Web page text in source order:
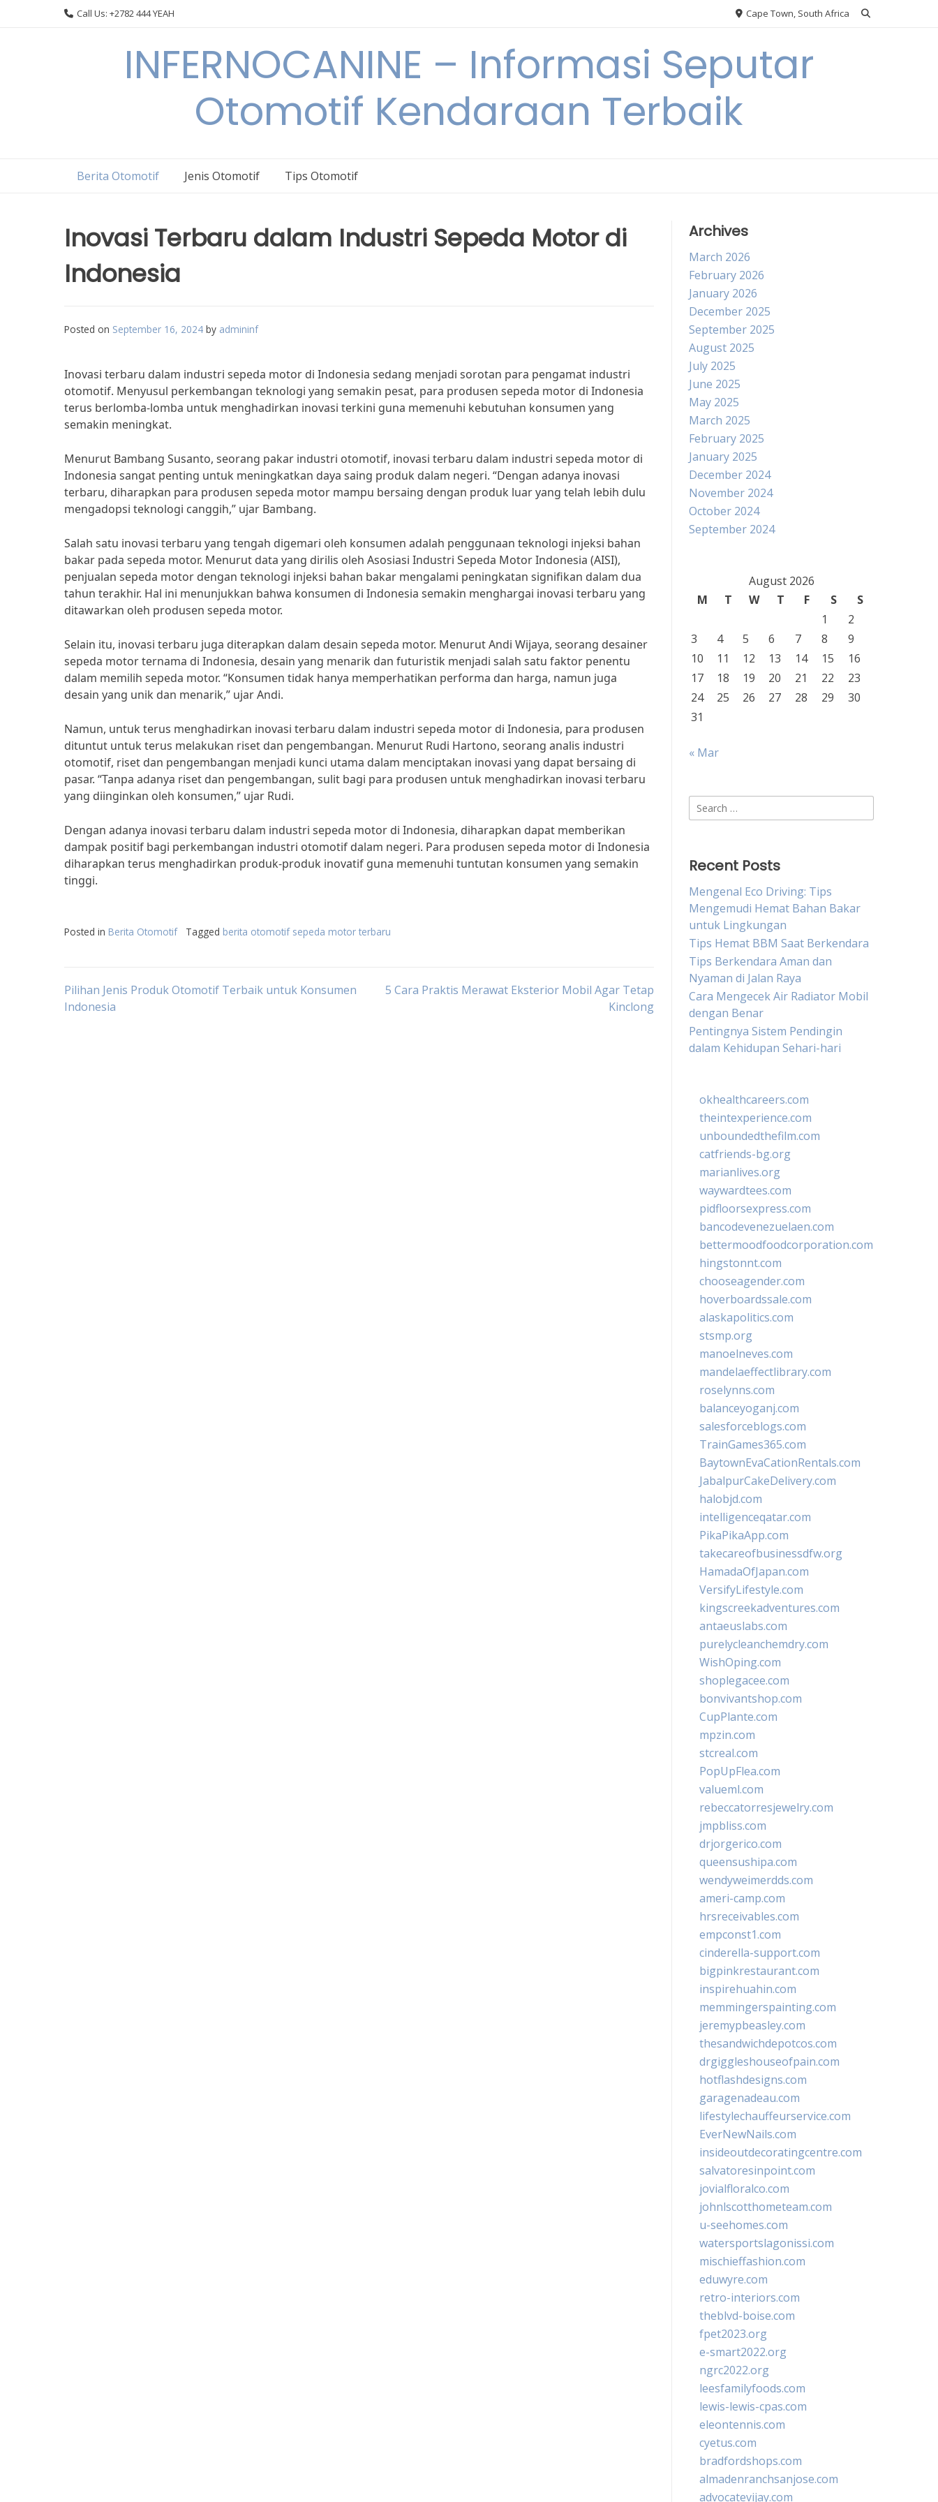
Call Us: +2782 444 YEAH Cape Town, South Africa
INFERNOCANINE – Informasi Seputar
Otomotif Kendaraan Terbaik
Berita Otomotif Jenis Otomotif Tips Otomotif
Inovasi Terbaru dalam Industri Sepeda Motor di
Indonesia
Posted on September 16, 2024 by admininf
Inovasi terbaru dalam industri sepeda motor di Indonesia sedang menjadi sorotan para pengamat industri
otomotif. Menyusul perkembangan teknologi yang semakin pesat, para produsen sepeda motor di Indonesia
terus berlomba-lomba untuk menghadirkan inovasi terkini guna memenuhi kebutuhan konsumen yang
semakin meningkat.
Menurut Bambang Susanto, seorang pakar industri otomotif, inovasi terbaru dalam industri sepeda motor di
Indonesia sangat penting untuk meningkatkan daya saing produk dalam negeri. “Dengan adanya inovasi
terbaru, diharapkan para produsen sepeda motor mampu bersaing dengan produk luar yang telah lebih dulu
mengadopsi teknologi canggih,” ujar Bambang.
Salah satu inovasi terbaru yang tengah digemari oleh konsumen adalah penggunaan teknologi injeksi bahan
bakar pada sepeda motor. Menurut data yang dirilis oleh Asosiasi Industri Sepeda Motor Indonesia (AISI),
penjualan sepeda motor dengan teknologi injeksi bahan bakar mengalami peningkatan signifikan dalam dua
tahun terakhir. Hal ini menunjukkan bahwa konsumen di Indonesia semakin menghargai inovasi terbaru yang
ditawarkan oleh produsen sepeda motor.
Selain itu, inovasi terbaru juga diterapkan dalam desain sepeda motor. Menurut Andi Wijaya, seorang desainer
sepeda motor ternama di Indonesia, desain yang menarik dan futuristik menjadi salah satu faktor penentu
dalam memilih sepeda motor. “Konsumen tidak hanya memperhatikan performa dan harga, namun juga
desain yang unik dan menarik,” ujar Andi.
Namun, untuk terus menghadirkan inovasi terbaru dalam industri sepeda motor di Indonesia, para produsen
dituntut untuk terus melakukan riset dan pengembangan. Menurut Rudi Hartono, seorang analis industri
otomotif, riset dan pengembangan menjadi kunci utama dalam menciptakan inovasi yang dapat bersaing di
pasar. “Tanpa adanya riset dan pengembangan, sulit bagi para produsen untuk menghadirkan inovasi terbaru
yang diinginkan oleh konsumen,” ujar Rudi.
Dengan adanya inovasi terbaru dalam industri sepeda motor di Indonesia, diharapkan dapat memberikan
dampak positif bagi perkembangan industri otomotif dalam negeri. Para produsen sepeda motor di Indonesia
diharapkan terus menghadirkan produk-produk inovatif guna memenuhi tuntutan konsumen yang semakin
tinggi.
Posted in Berita Otomotif Tagged berita otomotif sepeda motor terbaru
Post
Pilihan Jenis Produk Otomotif Terbaik untuk Konsumen
Indonesia
5 Cara Praktis Merawat Eksterior Mobil Agar Tetap
Kinclong
Archives
March 2026
February 2026
January 2026
December 2025
September 2025
August 2025
July 2025
June 2025
May 2025
March 2025
February 2025
January 2025
December 2024
November 2024
October 2024
September 2024
August 2026
M
T W T F S
S
1
2
3
4 5 6 7 8
9
10
11 12 13 14 15
16
17
18 19 20 21 22
23
24
25 26 27 28 29
30
31
« Mar
Search
for:
Recent Posts
Mengenal Eco Driving: Tips
Mengemudi Hemat Bahan Bakar
untuk Lingkungan
Tips Hemat BBM Saat Berkendara
Tips Berkendara Aman dan
Nyaman di Jalan Raya
Cara Mengecek Air Radiator Mobil
dengan Benar
Pentingnya Sistem Pendingin
dalam Kehidupan Sehari-hari
okhealthcareers.com
theintexperience.com
unboundedthefilm.com
catfriends-bg.org
marianlives.org
waywardtees.com
pidfloorsexpress.com
bancodevenezuelaen.com
bettermoodfoodcorporation.com
hingstonnt.com
chooseagender.com
hoverboardssale.com
alaskapolitics.com
stsmp.org
manoelneves.com
mandelaeffectlibrary.com
roselynns.com
balanceyoganj.com
salesforceblogs.com
TrainGames365.com
BaytownEvaCationRentals.com
JabalpurCakeDelivery.com
halobjd.com
intelligenceqatar.com
PikaPikaApp.com
takecareofbusinessdfw.org
HamadaOfJapan.com
VersifyLifestyle.com
kingscreekadventures.com
antaeuslabs.com
purelycleanchemdry.com
WishOping.com
shoplegacee.com
bonvivantshop.com
CupPlante.com
mpzin.com
stcreal.com
PopUpFlea.com
valueml.com
rebeccatorresjewelry.com
jmpbliss.com
drjorgerico.com
queensushipa.com
wendyweimerdds.com
ameri-camp.com
hrsreceivables.com
empconst1.com
cinderella-support.com
bigpinkrestaurant.com
inspirehuahin.com
memmingerspainting.com
jeremypbeasley.com
thesandwichdepotcos.com
drgiggleshouseofpain.com
hotflashdesigns.com
garagenadeau.com
lifestylechauffeurservice.com
EverNewNails.com
insideoutdecoratingcentre.com
salvatoresinpoint.com
jovialfloralco.com
johnlscotthometeam.com
u-seehomes.com
watersportslagonissi.com
mischieffashion.com
eduwyre.com
retro-interiors.com
theblvd-boise.com
fpet2023.org
e-smart2022.org
ngrc2022.org
leesfamilyfoods.com
lewis-lewis-cpas.com
eleontennis.com
cyetus.com
bradfordshops.com
almadenranchsanjose.com
advocatevijay.com